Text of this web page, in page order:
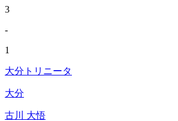
3
-
1
大分トリニータ
大分
古川 大悟